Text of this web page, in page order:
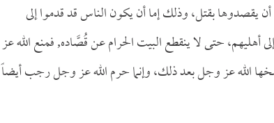
يقصدوها بقتل، وذلك إما أن يكون الناس قد قدموا إلى
أهليهم، حتى لا ينقطع البيت الحرام عن قُصَّاده, فمنع الله عز
الله عز وجل بعد ذلك، وإنما حرم الله عز وجل رجب أيضاً